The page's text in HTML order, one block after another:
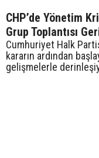
CHP’de Yönetim
Grup Toplantısı
Cumhuriyet Halk
kararın ardından
gelişmelerle